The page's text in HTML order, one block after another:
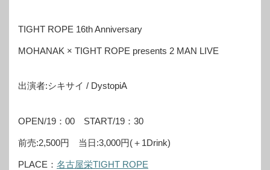
TIGHT ROPE 16th Anniversary
MOHANAK × TIGHT ROPE presents 2 MAN LIVE
出演者:シキサイ / DystopiA
OPEN/19：00 START/19：30
前売:2,500円 当日:3,000円(＋1Drink)
PLACE： 名古屋栄TIGHT ROPE